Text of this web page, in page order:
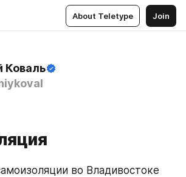
About Teletype Join
Коваль
во Владивостоке